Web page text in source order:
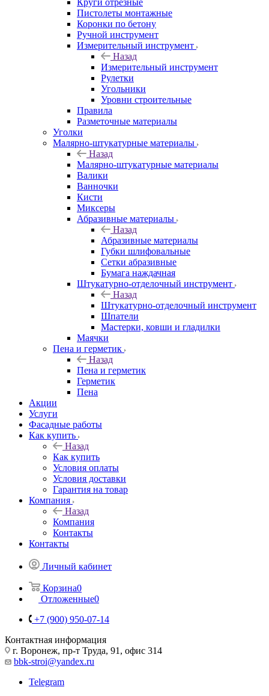
Круги отрезные
Пистолеты монтажные
Коронки по бетону
Ручной инструмент
Измерительный инструмент
Назад
Измерительный инструмент
Рулетки
Угольники
Уровни строительные
Правила
Разметочные материалы
Уголки
Малярно-штукатурные материалы
Назад
Малярно-штукатурные материалы
Валики
Ванночки
Кисти
Миксеры
Абразивные материалы
Назад
Абразивные материалы
Губки шлифовальные
Сетки абразивные
Бумага наждачная
Штукатурно-отделочный инструмент
Назад
Штукатурно-отделочный инструмент
Шпатели
Мастерки, ковши и гладилки
Маячки
Пена и герметик
Назад
Пена и герметик
Герметик
Пена
Акции
Услуги
Фасадные работы
Как купить
Назад
Как купить
Условия оплаты
Условия доставки
Гарантия на товар
Компания
Назад
Компания
Контакты
Контакты
Личный кабинет
Корзина0
Отложенные0
+7 (900) 950-07-14
Контактная информация
г. Воронеж, пр-т Труда, 91, офис 314
bbk-stroi@yandex.ru
Telegram